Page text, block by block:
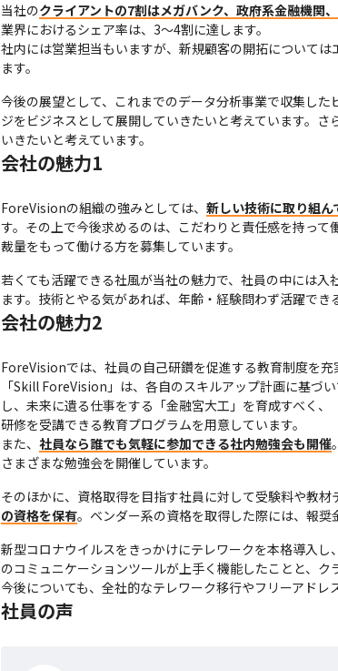
当社のクライアントの7割はメガバンク、政府系金融機関
業界におけるシェア率は、3～4割に達します。
社内には営業担当もいますが、新規顧客の開拓について
ます。
今後の展望として、これまでのデータ分析事業で収集し
ジをビジネスとして展開していきたいと考えています。
いきたいと考えています。
会社の魅力1
ForeVisionの組織の強みとしては、 新しい技術に取り組ん
す。その上で今後求めるのは、こだわりと責任感を持っ
裁量をもって働ける方を募集しています。
若くても活躍できる社風が当社の魅力で、社員の中には
ます。技術とやる気があれば、年齢・経験問わず活躍で
会社の魅力2
ForeVisionでは、社員の自己研鑽を促進する教育制度を充
「Skill ForeVision」は、各自のスキルアップ計画に基づ
し、未来に遺る仕事をする「金融宮大工」を育成すべく
研修を受講できる教育プログラムを用意しています。
また、 社員なら誰でも気軽に参加できる社内勉強会も開催
さまざまな勉強会を開催しています。
そのほかに、資格取得を目指す社員に対して受験料や教材
の資格を保有。ベンダー系の資格を取得した際には、報奨
新型コロナウイルスをきっかけにテレワークを本格導入
のコミュニケーションツールが上手く機能したことと、
今後についても、全社的なテレワーク移行やフリーアドレ
社員の声